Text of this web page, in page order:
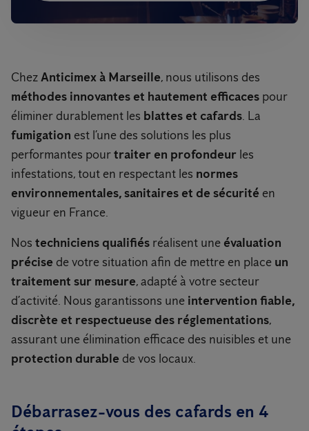
ChezAnticimex à Marseille, nous utilisons des
méthodes innovantes et hautement efficaces pour
éliminer durablement les blattes et cafards. La
fumigation est l’une des solutions les plus
performantes pourtraiter en profondeur les
infestations, tout en respectant les normes
environnementales, sanitaires et de sécurité en
vigueur en France.
Nos techniciens qualifiés réalisent une évaluation
précise de votre situation afin de mettre en place un
traitement sur mesure, adapté à votre secteur
d’activité. Nous garantissons une intervention fiable,
discrète et respectueuse des réglementations,
assurant une élimination efficace des nuisibles et une
protection durable de vos locaux.
Débarrasez-vous des cafards en 4